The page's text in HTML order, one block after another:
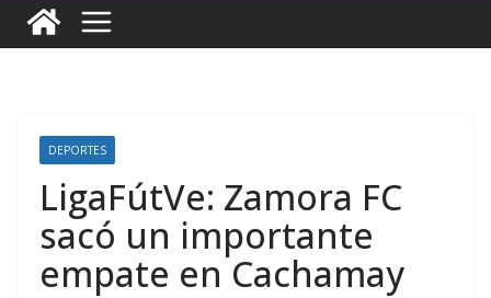
DEPORTES
LigaFútVe: Zamora FC
sacó un importante
empate en Cachamay